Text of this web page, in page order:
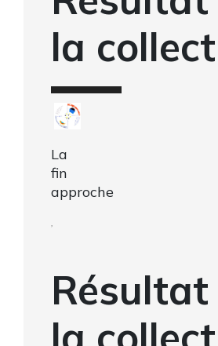
la
La
fin
approche
,
Résultat